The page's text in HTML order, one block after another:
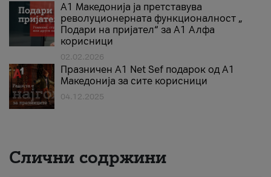
А1 Македонија ја претставува
револуционерната функционалност „
Подари на пријател“ за А1 Алфа
корисници
02.02.2026
Празничен A1 Net Sеf подарок од А1
Македонија за сите корисници
04.12.2025
Слични содржини